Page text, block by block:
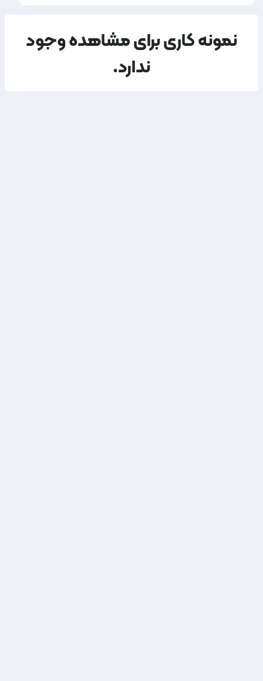
نمونه کاری برای مشاهده وجود
ندارد.